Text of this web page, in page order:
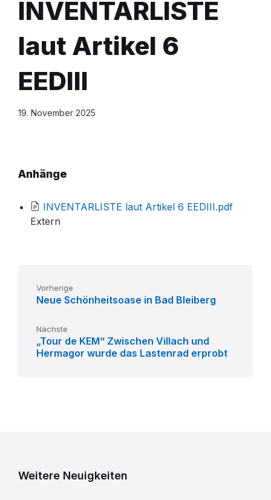
INVENTARLISTE
laut Artikel 6
EEDIII
19. November 2025
Anhänge
INVENTARLISTE laut Artikel 6 EEDIII.pdfFile
Extern
Vorherige
Neue Schönheitsoase in Bad Bleiberg
Nächste
„Tour de KEM“ Zwischen Villach und
Hermagor wurde das Lastenrad erprobt
Weitere Neuigkeiten